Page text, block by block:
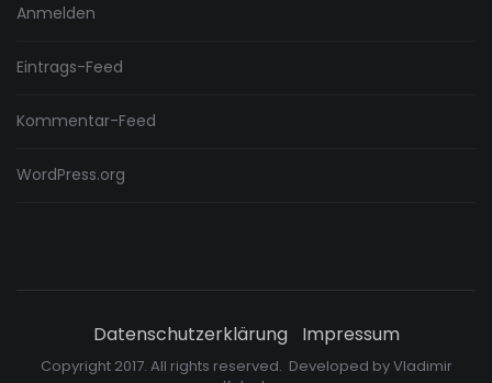
Anmelden
Eintrags-Feed
Kommentar-Feed
WordPress.org
Datenschutzerklärung Impressum
Copyright 2017. All rights reserved. Developed byVladimir